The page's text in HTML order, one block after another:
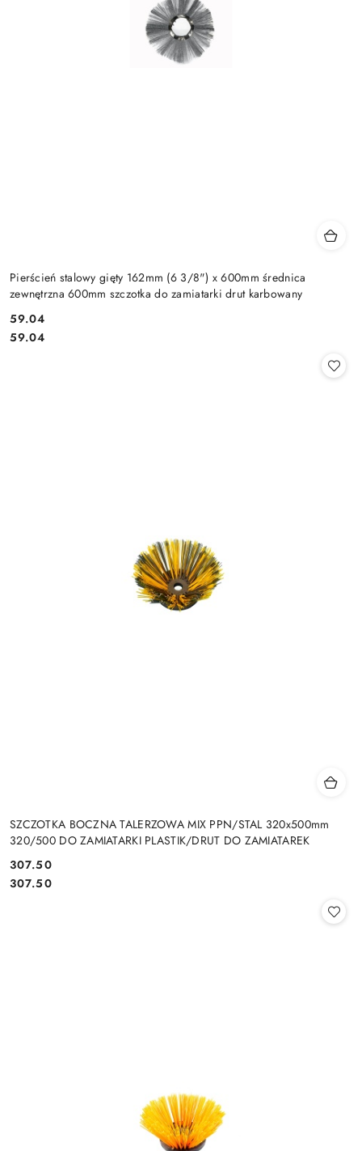
Pierścień stalowy gięty 162mm (6 3/8") x 600mm średnica
zewnętrzna 600mm szczotka do zamiatarki drut karbowany
Cena:
59.04
Cena:
59.04
SZCZOTKA BOCZNA TALERZOWA MIX PPN/STAL 320x500mm
320/500 DO ZAMIATARKI PLASTIK/DRUT DO ZAMIATAREK
Cena:
307.50
Cena:
307.50